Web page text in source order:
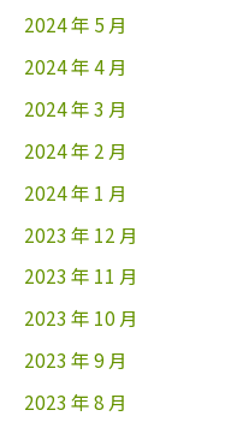
2024 年 5 月
2024 年 4 月
2024 年 3 月
2024 年 2 月
2024 年 1 月
2023 年 12 月
2023 年 11 月
2023 年 10 月
2023 年 9 月
2023 年 8 月